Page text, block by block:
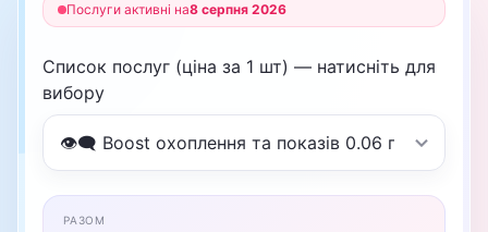
Послуги активні на8 серпня 2026
Список послуг (ціна за 1 шт) — натисніть для
вибору
РАЗОМ